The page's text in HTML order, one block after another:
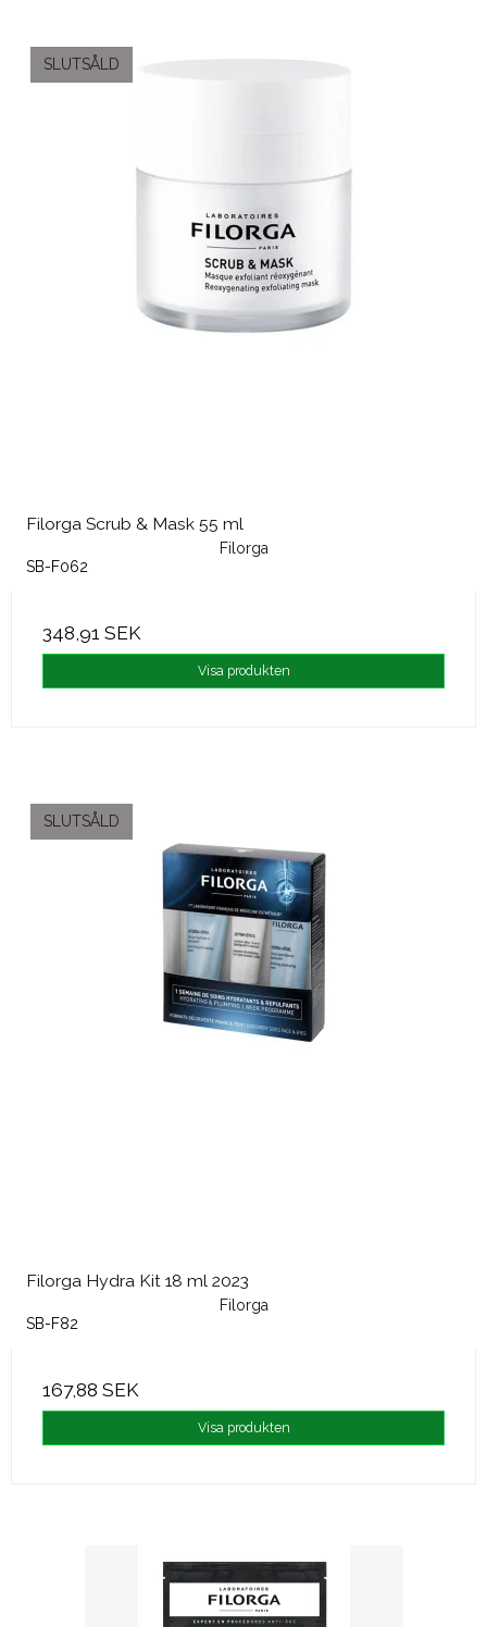
SLUTSÅLD
Filorga Scrub & Mask 55 ml
Filorga
SB-F062
348,91 SEK
Visa produkten
SLUTSÅLD
Filorga Hydra Kit 18 ml 2023
Filorga
SB-F82
167,88 SEK
Visa produkten